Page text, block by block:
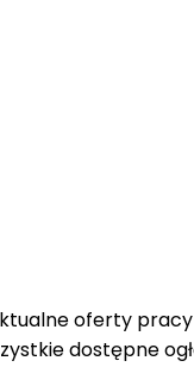
oferty pracy
dostępne